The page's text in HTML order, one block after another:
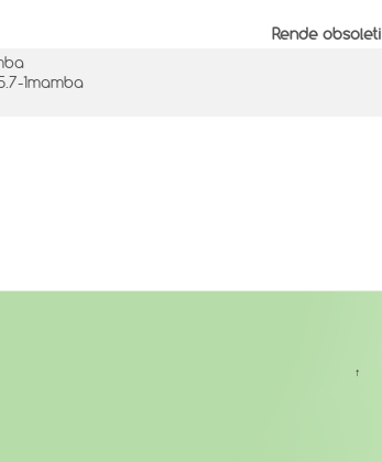
Rende obsoleti
1mamba
↑